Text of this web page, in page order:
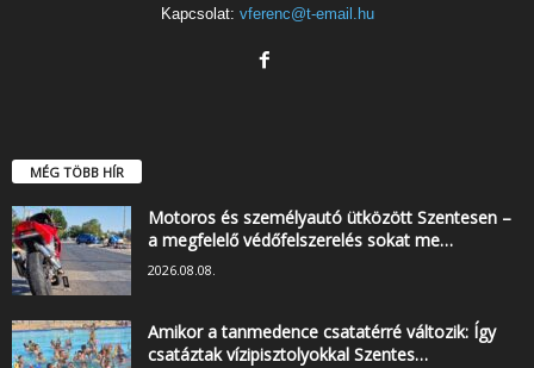
Kapcsolat: vferenc@t-email.hu
MÉG TÖBB HÍR
Motoros és személyautó ütközött Szentesen –
a megfelelő védőfelszerelés sokat me…
2026.08.08.
Amikor a tanmedence csatatérré változik: Így
csatáztak vízipisztolyokkal Szentes…